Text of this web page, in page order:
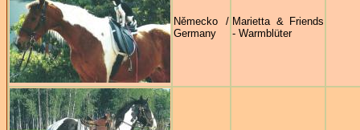
Německo /
Germany
Marietta & Friends
- Warmblüter